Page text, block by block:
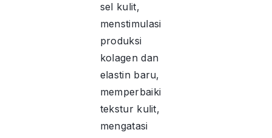
sel kulit,
menstimulasi
produksi
kolagen dan
elastin baru,
memperbaiki
tekstur kulit,
mengatasi